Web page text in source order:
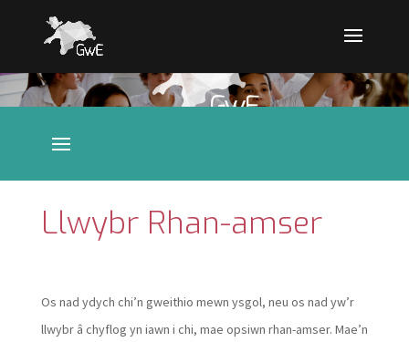
Llwybr Rhan-amser
Os nad ydych chi’n gweithio mewn ysgol, neu os nad yw’r
llwybr â chyflog yn iawn i chi, mae opsiwn rhan-amser. Mae’n